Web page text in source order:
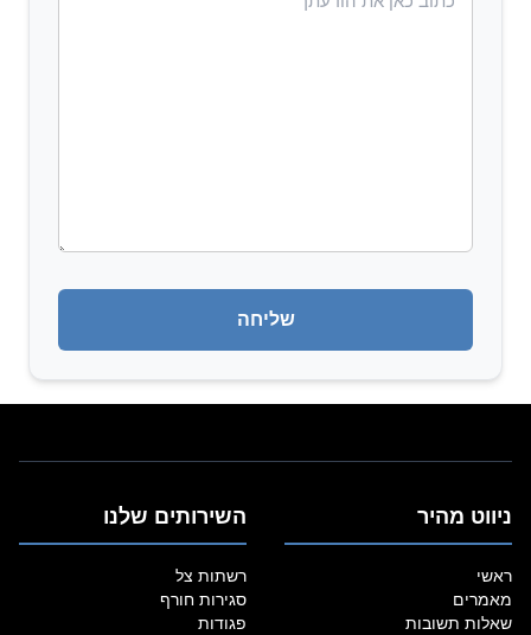
ניווט מהיר
ראשי
מאמרים
שאלות תשובות
השירותים שלנו
רשתות צל
סגירות חורף
פגודות